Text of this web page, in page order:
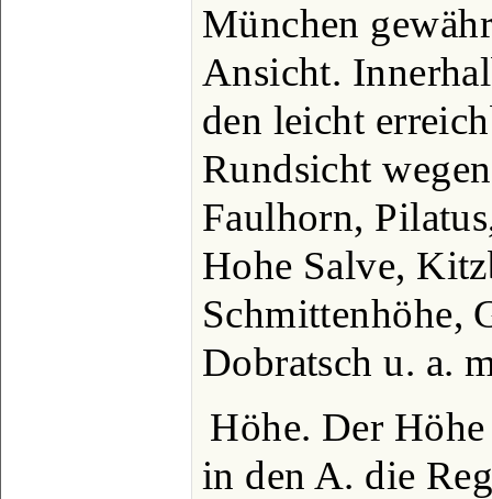
München
Ansicht.
den leicht
Rundsicht
Faulhorn,
Hohe Salve,
Schmittenhöhe,
Dobratsch u. a.
Höhe. Der
in den A. die